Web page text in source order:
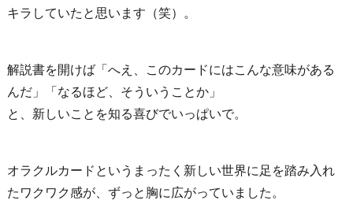
キラしていたと思います（笑）。
解説書を開けば「へえ、このカードにはこんな意味がある
んだ」「なるほど、そういうことか」
と、新しいことを知る喜びでいっぱいで。
オラクルカードというまったく新しい世界に足を踏み入れ
たワクワク感が、ずっと胸に広がっていました。